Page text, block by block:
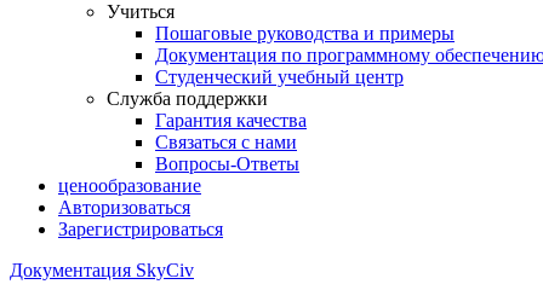
Учиться
Пошаговые руководства и примеры
Документация по программному
Студенческий учебный центр
Служба поддержки
Гарантия качества
Связаться с нами
Вопросы-Ответы
ценообразование
Авторизоваться
Зарегистрироваться
Документация SkyCiv